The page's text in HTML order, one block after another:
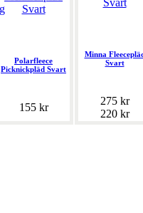
Polarfleece
Picknickpläd Svart
155 kr
Minna
Svart
275 kr
220 kr